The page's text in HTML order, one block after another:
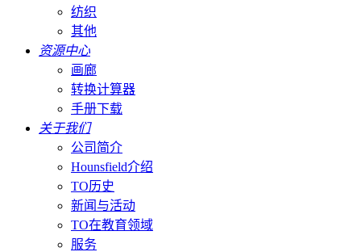
纺织
其他
资源中心
画廊
转换计算器
手册下载
关于我们
公司简介
Hounsfield介绍
TO历史
新闻与活动
TO在教育领域
服务